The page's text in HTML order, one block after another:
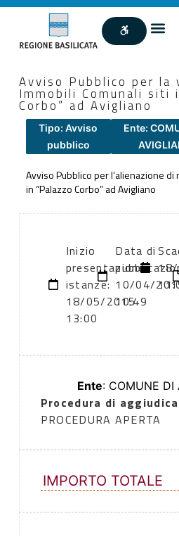
Avviso Pubblico per la
Immobili Comunali siti
Corbo” ad Avigliano
Tipo: Avviso
pubblico
Ente:
Avviso Pubblico per l’alienazione di
in “Palazzo Corbo” ad Avigliano
Inizio
presentazione
istanze:
18/05/2015
13:00
Data di
10/04/
10:49
Ente: COMUNE DI
Procedura di
PROCEDURA APERTA
IMPORTO TOTALE